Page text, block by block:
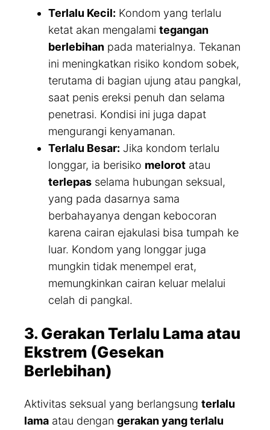
Terlalu Kecil: Kondom yang terlalu
ketat akan mengalami tegangan
berlebihan pada materialnya. Tekanan
ini meningkatkan risiko kondom sobek,
terutama di bagian ujung atau pangkal,
saat penis ereksi penuh dan selama
penetrasi. Kondisi ini juga dapat
mengurangi kenyamanan.
Terlalu Besar: Jika kondom terlalu
longgar, ia berisiko melorot atau
terlepas selama hubungan seksual,
yang pada dasarnya sama
berbahayanya dengan kebocoran
karena cairan ejakulasi bisa tumpah ke
luar. Kondom yang longgar juga
mungkin tidak menempel erat,
memungkinkan cairan keluar melalui
celah di pangkal.
3. Gerakan Terlalu Lama atau
Ekstrem (Gesekan
Berlebihan)
Aktivitas seksual yang berlangsung terlalu
lama atau dengan gerakan yang terlalu